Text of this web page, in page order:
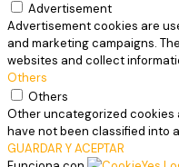
Advertisement
Advertisement cookies are
and marketing campaigns.
websites and collect
Others
Others
Other uncategorized cookies
have not been classified into
GUARDAR Y ACEPTAR